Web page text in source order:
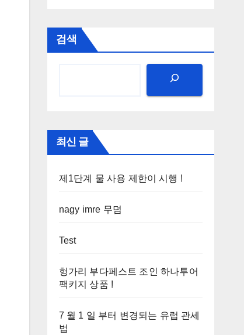
검색
최신 글
제1단계 물 사용 제한이 시행 !
nagy imre 무덤
Test
헝가리 부다페스트 조인 하나투어
팩키지 상품 !
7 월 1 일 부터 변경되는 유럽 관세
법